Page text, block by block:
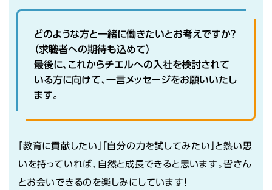
どのような方と一緒に働きたいとお考えですか？
（求職者への期待も込めて）
最後に、これからチエルへの入社を検討されて
いる方に向けて、一言メッセージをお願いいたし
ます。
「教育に貢献したい」「自分の力を試してみたい」と熱い思
いを持っていれば、自然と成長できると思います。皆さん
とお会いできるのを楽しみにしています！